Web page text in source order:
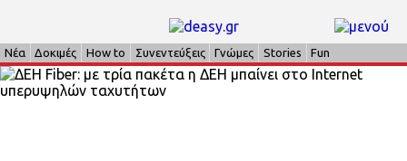
Νέα Δοκιμές How to Συνεντεύξεις Γνώμες Stories Fun